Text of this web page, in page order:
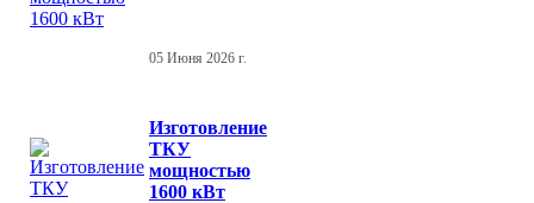
05 Июня 2026 г.
Изготовление
ТКУ
мощностью
1600 кВт